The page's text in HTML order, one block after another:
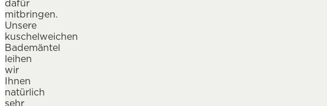
dafür
mitbringen.
Unsere
kuschelweichen
Bademäntel
leihen
wir
Ihnen
natürlich
sehr